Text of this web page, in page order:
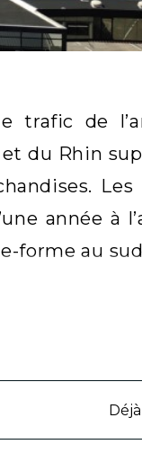
trafic de
du Rhin
année à
forme au